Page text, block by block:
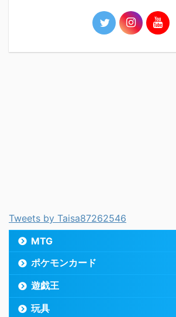
Tweets by Taisa87262546
MTG
ポケモンカード
遊戯王
玩具